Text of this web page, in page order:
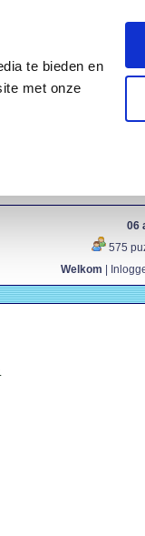
te bieden en
met onze
06
575
Welkom